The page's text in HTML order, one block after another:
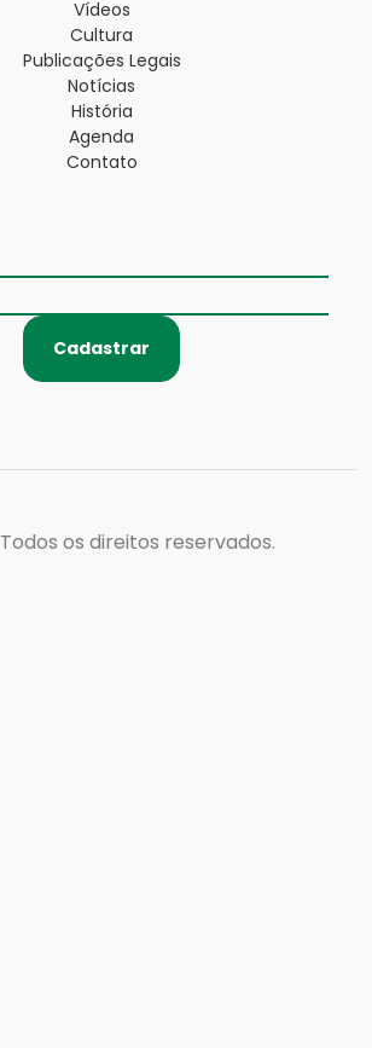
Vídeos
Cultura
Publicações Legais
Notícias
História
Agenda
Contato
Cadastrar
Todos os direitos reservados.